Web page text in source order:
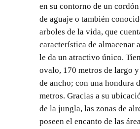
en su contorno de un
de aguaje o también
arboles de la vida, que
característica de almacenar
le da un atractivo único.
ovalo, 170 metros de largo
de ancho; con una hondura
metros. Gracias a su
de la jungla, las zonas de
poseen el encanto de las